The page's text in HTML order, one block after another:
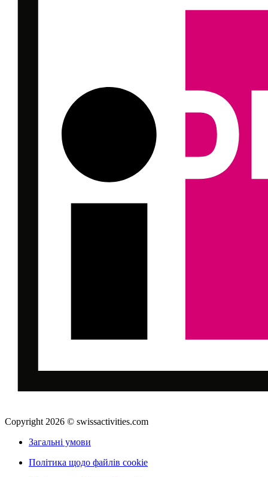
Copyright 2026 © swissactivities.com
Загальні умови
Політика щодо файлів cookie